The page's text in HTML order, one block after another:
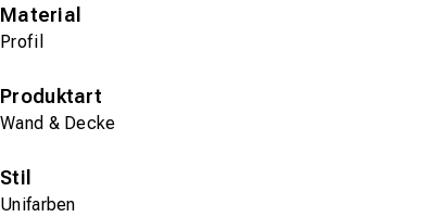
Material
Profil
Produktart
Wand & Decke
Stil
Unifarben